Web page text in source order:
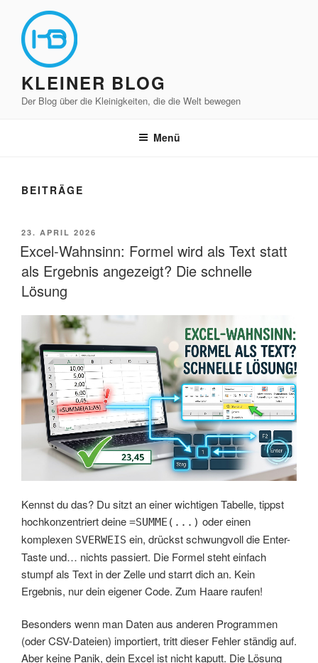
Inhalt
springen
KLEINER BLOG
Der Blog über die Kleinigkeiten, die die Welt bewegen
Menü
BEITRÄGE
VERÖFFENTLICHT
AM
23. APRIL 2026
Excel-Wahnsinn: Formel wird als Text statt
als Ergebnis angezeigt? Die schnelle
Lösung
Kennst du das? Du sitzt an einer wichtigen Tabelle, tippst
hochkonzentriert deine =SUMME(...) oder einen
komplexen SVERWEIS ein, drückst schwungvoll die Enter-
Taste und… nichts passiert. Die Formel steht einfach
stumpf als Text in der Zelle und starrt dich an. Kein
Ergebnis, nur dein eigener Code. Zum Haare raufen!
Besonders wenn man Daten aus anderen Programmen
(oder CSV-Dateien) importiert, tritt dieser Fehler ständig auf.
Aber keine Panik, dein Excel ist nicht kaputt. Die Lösung